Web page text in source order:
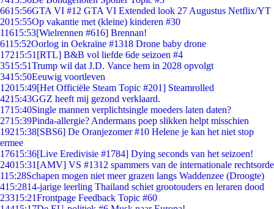
6615:56GTA VI #12 GTA VI Extended look 27 Augustus Netflix/YT
2015:55Op vakantie met (kleine) kinderen #30
11615:53[Wielrennen #616] Brennan!
6115:52Oorlog in Oekraïne #1318 Drone baby drone
17215:51 [RTL] B&B vol liefde 6de seizoen #4
3515:51Trump wil dat J.D. Vance hem in 2028 opvolgt
3415:50Eeuwig voortleven
12015:49[Het Officiële Steam Topic #201] Steamrolled
4215:43GGZ heeft mij gezond verklaard.
1715:40Single mannen verplichtsingle moeders laten daten?
2715:39Pinda-allergie? Andermans poep slikken helpt misschien
19215:38[SBS6] De Oranjezomer #10 Helene je kan het niet stop
ermee
17615:36[Live Eredivisie #1784] Dying seconds van het seizoen!
24015:31 [AMV] VS #1312 spammers van de internationale rechtsorde
115:28Schapen mogen niet meer grazen langs Waddenzee (Droogte)
415:2814-jarige leerling Thailand schiet grootouders en leraren dood
23315:21Frontpage Feedback Topic #60